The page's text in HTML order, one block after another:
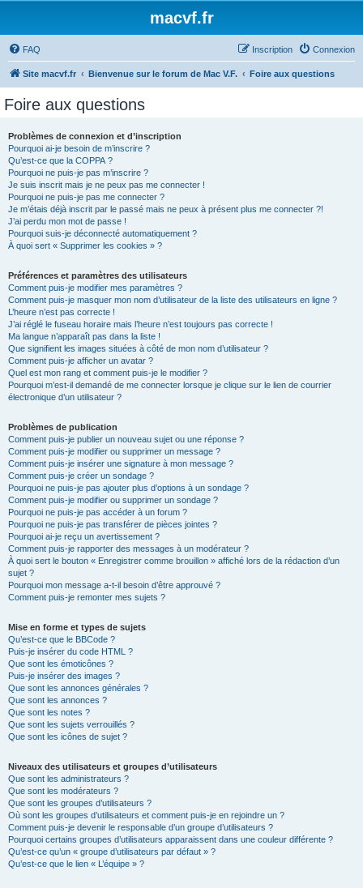
macvf.fr
FAQ Connexion
Inscription
Site macvf.fr Bienvenue sur le forum de Mac V.F. Foire aux questions
Foire aux questions
Problèmes de connexion et d’inscription
Pourquoi ai-je besoin de m’inscrire ?
Qu’est-ce que la COPPA ?
Pourquoi ne puis-je pas m’inscrire ?
Je suis inscrit mais je ne peux pas me connecter !
Pourquoi ne puis-je pas me connecter ?
Je m’étais déjà inscrit par le passé mais ne peux à présent plus me connecter ?!
J’ai perdu mon mot de passe !
Pourquoi suis-je déconnecté automatiquement ?
À quoi sert « Supprimer les cookies » ?
Préférences et paramètres des utilisateurs
Comment puis-je modifier mes paramètres ?
Comment puis-je masquer mon nom d’utilisateur de la liste des utilisateurs en ligne ?
L’heure n’est pas correcte !
J’ai réglé le fuseau horaire mais l’heure n’est toujours pas correcte !
Ma langue n’apparaît pas dans la liste !
Que signifient les images situées à côté de mon nom d’utilisateur ?
Comment puis-je afficher un avatar ?
Quel est mon rang et comment puis-je le modifier ?
Pourquoi m’est-il demandé de me connecter lorsque je clique sur le lien de courrier
électronique d’un utilisateur ?
Problèmes de publication
Comment puis-je publier un nouveau sujet ou une réponse ?
Comment puis-je modifier ou supprimer un message ?
Comment puis-je insérer une signature à mon message ?
Comment puis-je créer un sondage ?
Pourquoi ne puis-je pas ajouter plus d’options à un sondage ?
Comment puis-je modifier ou supprimer un sondage ?
Pourquoi ne puis-je pas accéder à un forum ?
Pourquoi ne puis-je pas transférer de pièces jointes ?
Pourquoi ai-je reçu un avertissement ?
Comment puis-je rapporter des messages à un modérateur ?
À quoi sert le bouton « Enregistrer comme brouillon » affiché lors de la rédaction d’un
sujet ?
Pourquoi mon message a-t-il besoin d’être approuvé ?
Comment puis-je remonter mes sujets ?
Mise en forme et types de sujets
Qu’est-ce que le BBCode ?
Puis-je insérer du code HTML ?
Que sont les émoticônes ?
Puis-je insérer des images ?
Que sont les annonces générales ?
Que sont les annonces ?
Que sont les notes ?
Que sont les sujets verrouillés ?
Que sont les icônes de sujet ?
Niveaux des utilisateurs et groupes d’utilisateurs
Que sont les administrateurs ?
Que sont les modérateurs ?
Que sont les groupes d’utilisateurs ?
Où sont les groupes d’utilisateurs et comment puis-je en rejoindre un ?
Comment puis-je devenir le responsable d’un groupe d’utilisateurs ?
Pourquoi certains groupes d’utilisateurs apparaissent dans une couleur différente ?
Qu’est-ce qu’un « groupe d’utilisateurs par défaut » ?
Qu’est-ce que le lien « L’équipe » ?